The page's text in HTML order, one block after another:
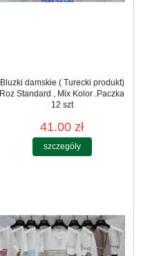
Bluzki damskie ( Turecki produkt)
Roz Standard , Mix Kolor .Paczka
12 szt
41.00 zł
szczegóły